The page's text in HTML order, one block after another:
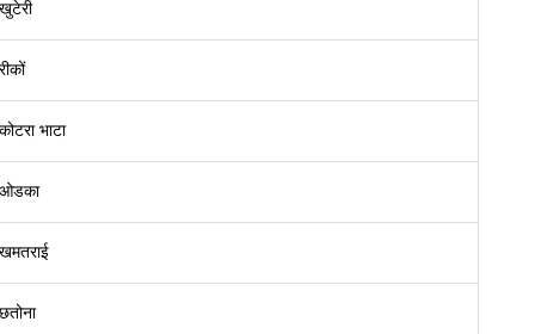
खुटेरी
रीकों
कोटरा भाटा
ओडका
खमतराई
छतोना